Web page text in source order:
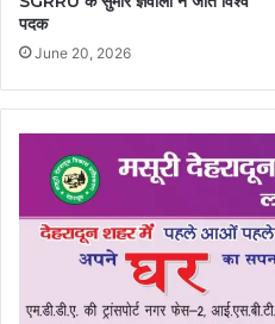
पदक
June 20, 2026